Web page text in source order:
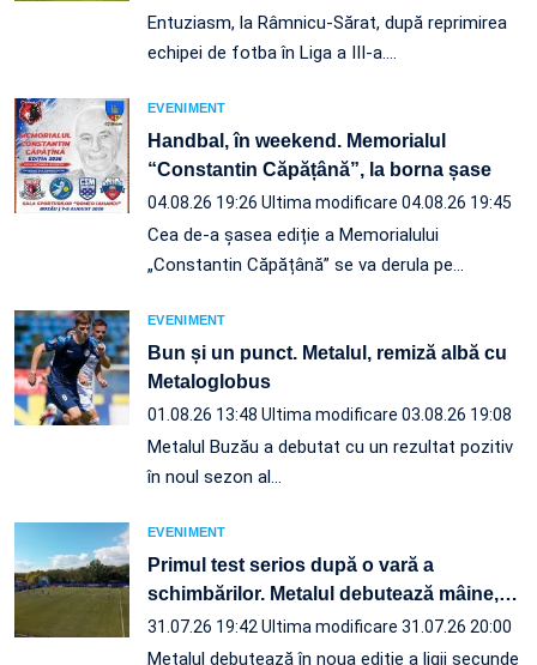
Entuziasm, la Râmnicu-Sărat, după reprimirea
echipei de fotba în Liga a III-a.…
EVENIMENT
Handbal, în weekend. Memorialul
“Constantin Căpățână”, la borna șase
04.08.26 19:26 Ultima modificare 04.08.26 19:45
Cea de-a șasea ediție a Memorialului
„Constantin Căpățână” se va derula pe…
EVENIMENT
Bun și un punct. Metalul, remiză albă cu
Metaloglobus
01.08.26 13:48 Ultima modificare 03.08.26 19:08
Metalul Buzău a debutat cu un rezultat pozitiv
în noul sezon al…
EVENIMENT
Primul test serios după o vară a
schimbărilor. Metalul debutează mâine,…
31.07.26 19:42 Ultima modificare 31.07.26 20:00
Metalul debutează în noua ediție a ligii secunde